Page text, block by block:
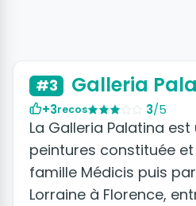
#3 Galleria
+3recos 3/5
La Galleria Palatina
peintures constituée
famille Médicis puis
Lorraine à Florence,